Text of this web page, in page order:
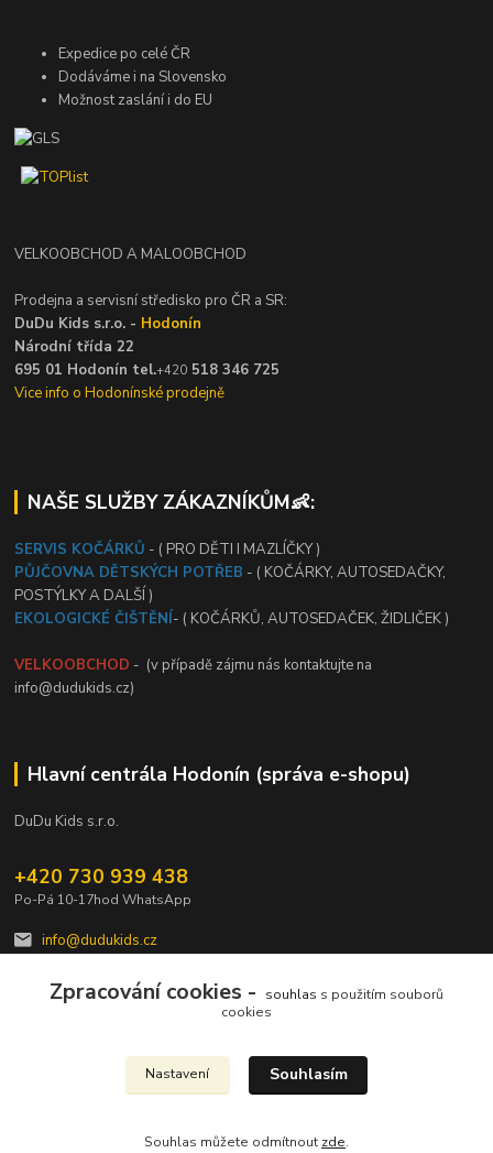
Expedice po celé ČR
Dodáváme i na Slovensko
Možnost zaslání i do EU
VELKOOBCHOD A MALOOBCHOD
Prodejna a servisní středisko pro ČR a SR:
DuDu Kids s.r.o. - Hodonín
Národní třída 22
695 01 Hodonín tel.+420 518 346 725
Vice info o Hodonínské prodejně
NAŠE SLUŽBY ZÁKAZNÍKŮM👶:
SERVIS KOČÁRKŮ - ( PRO DĚTI I MAZLÍČKY )
PŮJČOVNA DĚTSKÝCH POTŘEB - ( KOČÁRKY, AUTOSEDAČKY,
POSTÝLKY A DALŠÍ )
EKOLOGICKÉ ČIŠTĚNÍ- ( KOČÁRKŮ, AUTOSEDAČEK, ŽIDLIČEK )
VELKOOBCHOD - (v případě zájmu nás kontaktujte na
info@dudukids.cz)
Hlavní centrála Hodonín (správa e-shopu)
DuDu Kids s.r.o.
+420 730 939 438
Po-Pá 10-17hod WhatsApp
info@dudukids.cz
Upravit sběr cookies.
Zpracování cookies - souhlas s použitím souborů
cookies
Nastavení Souhlasím
Souhlas můžete odmítnout zde.